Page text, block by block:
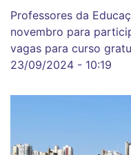
Professores da
novembro para
vagas para curso
23/09/2024 - 10:19